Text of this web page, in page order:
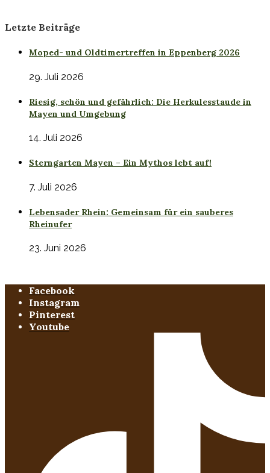
Letzte Beiträge
Moped- und Oldtimertreffen in Eppenberg 2026
29. Juli 2026
Riesig, schön und gefährlich: Die Herkulesstaude in
Mayen und Umgebung
14. Juli 2026
Sterngarten Mayen – Ein Mythos lebt auf!
7. Juli 2026
Lebensader Rhein: Gemeinsam für ein sauberes
Rheinufer
23. Juni 2026
Facebook
Instagram
Pinterest
Youtube